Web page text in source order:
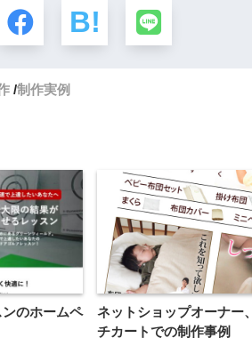
制作実例
のホームペ
ネットショップオーナー
チカートでの制作事例